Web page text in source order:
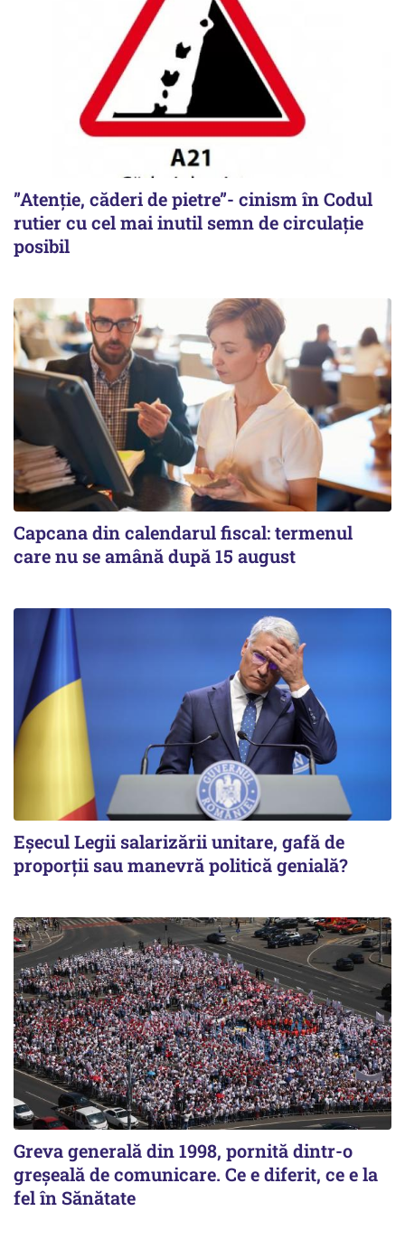
”Atenție, căderi de pietre”- cinism în Codul
rutier cu cel mai inutil semn de circulație
posibil
Capcana din calendarul fiscal: termenul
care nu se amână după 15 august
Eșecul Legii salarizării unitare, gafă de
proporții sau manevră politică genială?
Greva generală din 1998, pornită dintr-o
greșeală de comunicare. Ce e diferit, ce e la
fel în Sănătate